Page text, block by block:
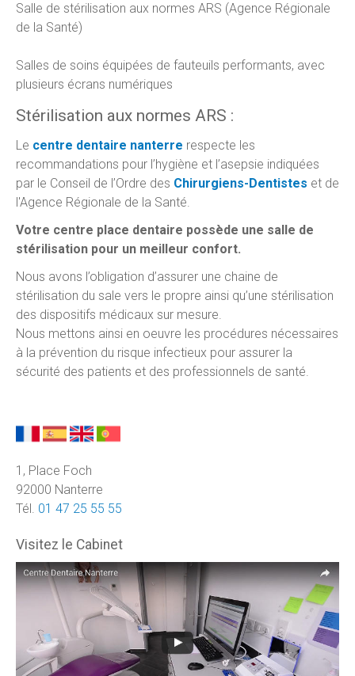
Salle de stérilisation aux normes ARS (Agence Régionale
de la Santé)
Salles de soins équipées de fauteuils performants, avec
plusieurs écrans numériques
Stérilisation aux normes ARS :
Le centre dentaire nanterre respecte les
recommandations pour l’hygiène et l’asepsie indiquées
par le Conseil de l’Ordre des Chirurgiens-Dentistes et de
l'Agence Régionale de la Santé.
Votre centre place dentaire possède une salle de
stérilisation pour un meilleur confort.
Nous avons l’obligation d’assurer une chaine de
stérilisation du sale vers le propre ainsi qu’une stérilisation
des dispositifs médicaux sur mesure.
Nous mettons ainsi en oeuvre les procédures nécessaires
à la prévention du risque infectieux pour assurer la
sécurité des patients et des professionnels de santé.
1, Place Foch
92000 Nanterre
Tél. 01 47 25 55 55
Visitez le Cabinet